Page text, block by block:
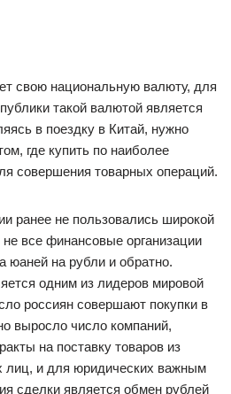
свою национальную валюту, для
такой валютой является
в поездку в Китай, нужно
где купить по наиболее
совершения товарных операций.
ранее не пользовались широкой
все финансовые организации
юаней на рубли и обратно.
одним из лидеров мировой
россиян совершают покупки в
выросло число компаний,
на поставку товаров из
лиц, и для юридических важным
сделки является обмен рублей